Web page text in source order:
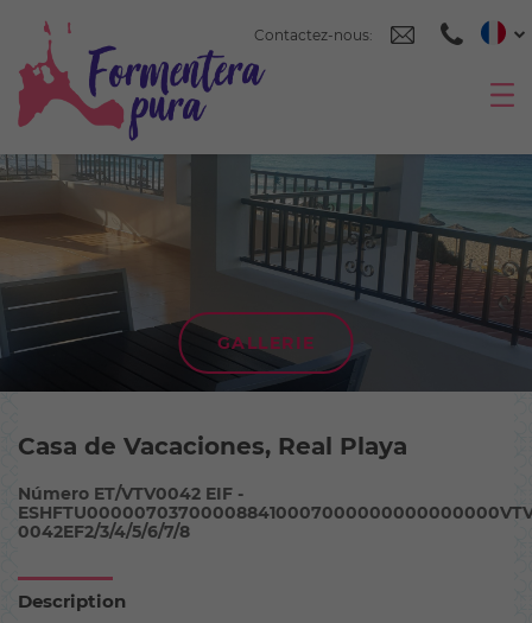
Contactez-nous:
GALLERIE
Casa de Vacaciones, Real Playa
Número ET/VTV0042 EIF -
0042EF2/3/4/5/6/7/8
Description